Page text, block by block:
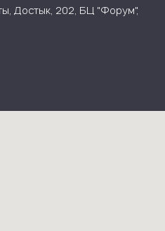
Достык, 202, БЦ "Форум",